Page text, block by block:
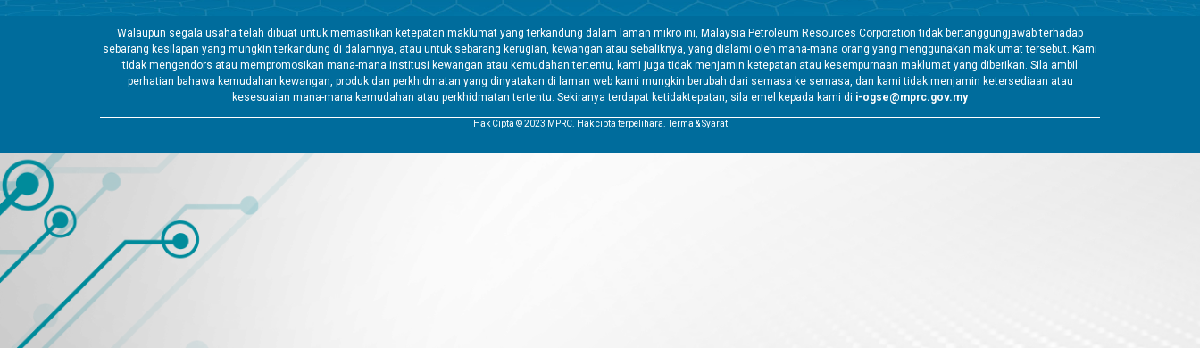
Walaupun segala usaha telah dibuat untuk memastikan ketepatan maklumat yang terkandung dalam laman mikro ini, Malaysia Petroleum Resources Corporation tidak bertanggungjawab terhadap
sebarang kesilapan yang mungkin terkandung di dalamnya, atau untuk sebarang kerugian, kewangan atau sebaliknya, yang dialami oleh mana-mana orang yang menggunakan maklumat tersebut. Kami
tidak mengendors atau mempromosikan mana-mana institusi kewangan atau kemudahan tertentu, kami juga tidak menjamin ketepatan atau kesempurnaan maklumat yang diberikan. Sila ambil
perhatian bahawa kemudahan kewangan, produk dan perkhidmatan yang dinyatakan di laman web kami mungkin berubah dari semasa ke semasa, dan kami tidak menjamin ketersediaan atau
kesesuaian mana-mana kemudahan atau perkhidmatan tertentu. Sekiranya terdapat ketidaktepatan, sila emel kepada kami di i-ogse@mprc.gov.my
Hak Cipta © 2023 MPRC. Hak cipta terpelihara. Terma & Syarat